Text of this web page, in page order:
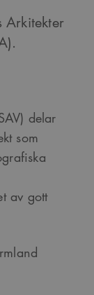
delar
som
av gott